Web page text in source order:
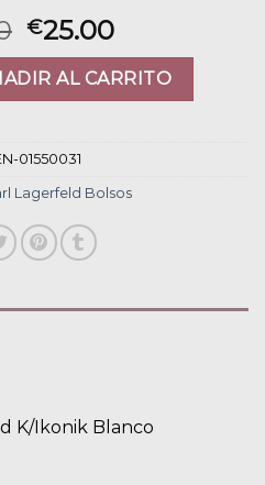
€25.00
cantidadAL CARRITO
01550031
Lagerfeld Bolsos
K/Ikonik Blanco